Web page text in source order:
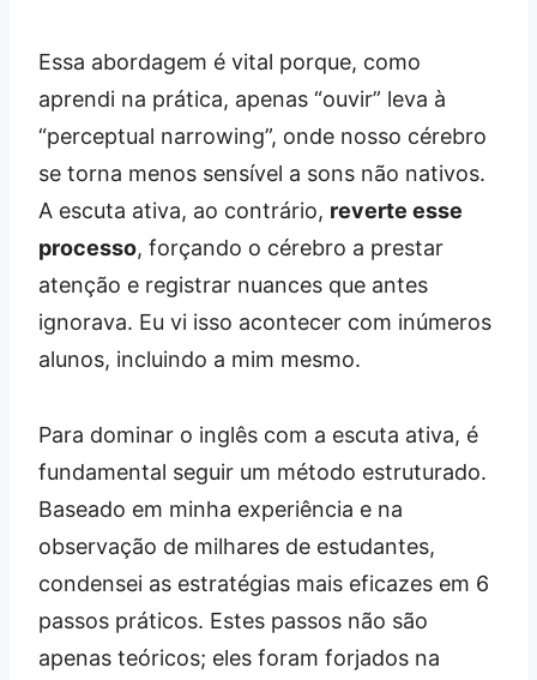
Essa abordagem é vital porque, como
aprendi na prática, apenas “ouvir” leva à
“perceptual narrowing”, onde nosso cérebro
se torna menos sensível a sons não nativos.
A escuta ativa, ao contrário, reverte esse
processo, forçando o cérebro a prestar
atenção e registrar nuances que antes
ignorava. Eu vi isso acontecer com inúmeros
alunos, incluindo a mim mesmo.
Para dominar o inglês com a escuta ativa, é
fundamental seguir um método estruturado.
Baseado em minha experiência e na
observação de milhares de estudantes,
condensei as estratégias mais eficazes em 6
passos práticos. Estes passos não são
apenas teóricos; eles foram forjados na